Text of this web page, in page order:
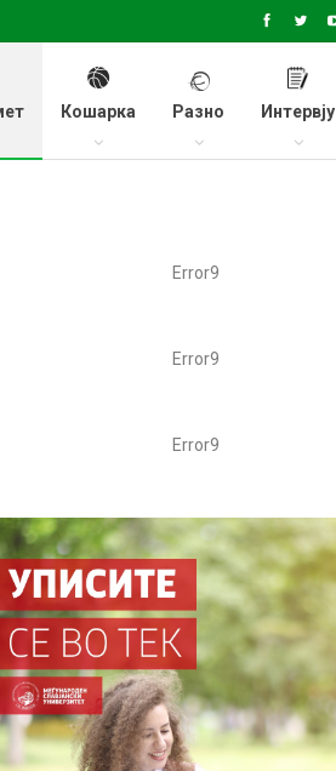
Кошарка Разно Интервју
Error9
Error9
Error9